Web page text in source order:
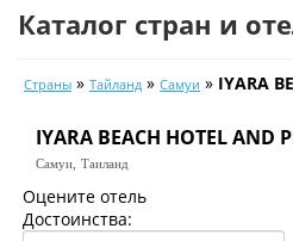
Календарь туров
Цены дня
Страны
Каталог стран и
Страны » Тайланд » Самуи » IYARA
IYARA BEACH HOTEL AND
Самуи, Таиланд
Оцените отель
Достоинства: